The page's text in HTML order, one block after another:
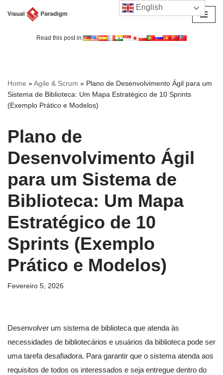
Read this post in:
Home »Agile & Scrum » Plano de Desenvolvimento Ágil para um
Sistema de Biblioteca: Um Mapa Estratégico de 10 Sprints
(Exemplo Prático e Modelos)
Plano de
Desenvolvimento Ágil
para um Sistema de
Biblioteca: Um Mapa
Estratégico de 10
Sprints (Exemplo
Prático e Modelos)
Fevereiro 5, 2026
Desenvolver um sistema de biblioteca que atenda às
necessidades de bibliotecários e usuários da biblioteca pode ser
uma tarefa desafiadora. Para garantir que o sistema atenda aos
requisitos de todos os interessados e seja entregue dentro do
English